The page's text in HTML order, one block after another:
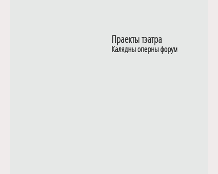
Праекты тэатра
Калядны оперны форум